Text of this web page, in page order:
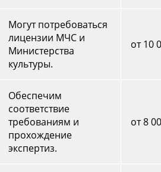
Могут потребоваться
лицензии МЧС и
Министерства
культуры.
от 10
Обеспечим
соответствие
требованиям и
прохождение
экспертиз.
от 8